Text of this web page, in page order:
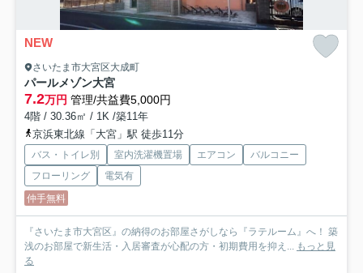
NEW
さいたま市大宮区大成町
パールメゾン大宮
7.2万円 管理/共益費5,000円
4階 / 30.36㎡ / 1K /築11年
京浜東北線「大宮」駅 徒歩11分
バス・トイレ別 室内洗濯機置場 エアコン
バルコニー
フローリング
電気有
仲手無料
『さいたま市大宮区』の納得のお部屋さがしなら『ラテルーム』へ！ 築
浅のお部屋で新生活・入居審査が心配の方・初期費用を抑え... もっと見
る